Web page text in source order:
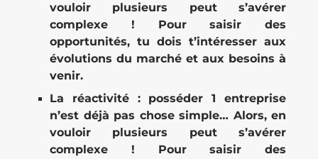
vouloir plusieurs peut s’avérer
complexe ! Pour saisir des
opportunités, tu dois t’intéresser aux
évolutions du marché et aux besoins à
venir.
La réactivité : posséder 1 entreprise
n’est déjà pas chose simple… Alors, en
vouloir plusieurs peut s’avérer
complexe ! Pour saisir des